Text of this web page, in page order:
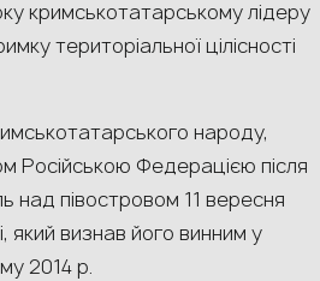
кримськотатарському лідеру
територіальної цілісності
народу,
Російською Федерацією після
над півостровом 11 вересня
визнав його винним у
2014 р.